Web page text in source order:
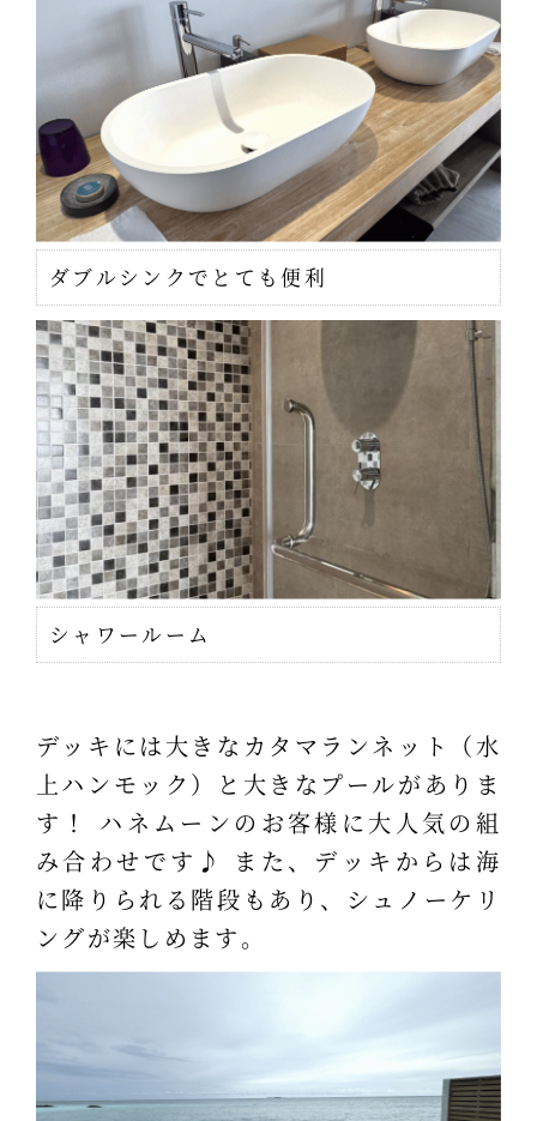
ダブルシンクでとても便利
シャワールーム
デッキには大きなカタマランネット（水
上ハンモック）と大きなプールがありま
す！ ハネムーンのお客様に大人気の組
み合わせです♪ また、デッキからは海
に降りられる階段もあり、シュノーケリ
ングが楽しめます。